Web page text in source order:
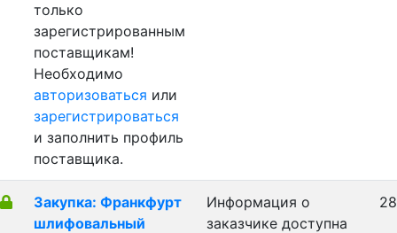
только
зарегистрированным
поставщикам!
Необходимо
авторизоваться или
зарегистрироваться
и заполнить профиль
поставщика.
Закупка: Франкфурт
шлифовальный
Информация о
заказчике доступна